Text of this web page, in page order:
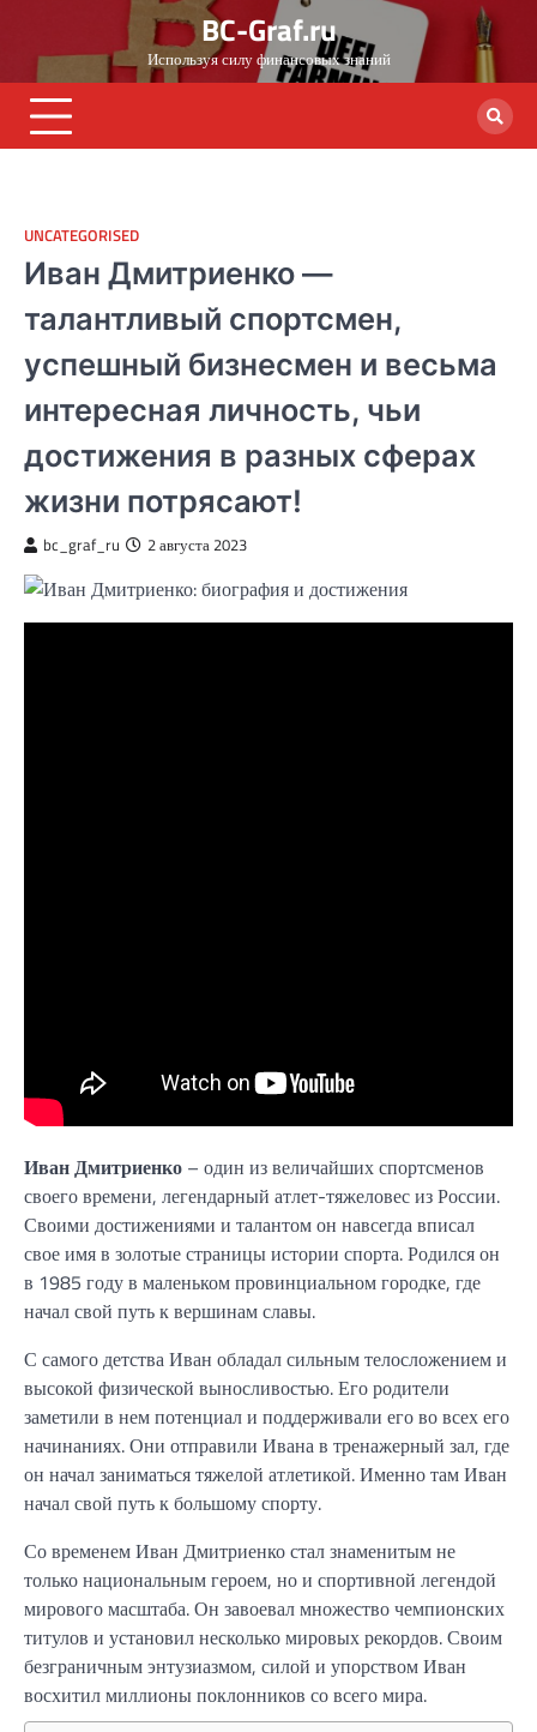
content
BC-Graf.ru
Используя силу финансовых знаний
UNCATEGORISED
Иван Дмитриенко —
талантливый спортсмен,
успешный бизнесмен и весьма
интересная личность, чьи
достижения в разных сферах
жизни потрясают!
bc_graf_ru 2 августа 2023
Иван Дмитриенко – один из величайших спортсменов
своего времени, легендарный атлет-тяжеловес из России.
Своими достижениями и талантом он навсегда вписал
свое имя в золотые страницы истории спорта. Родился он
в 1985 году в маленьком провинциальном городке, где
начал свой путь к вершинам славы.
С самого детства Иван обладал сильным телосложением и
высокой физической выносливостью. Его родители
заметили в нем потенциал и поддерживали его во всех его
начинаниях. Они отправили Ивана в тренажерный зал, где
он начал заниматься тяжелой атлетикой. Именно там Иван
начал свой путь к большому спорту.
Со временем Иван Дмитриенко стал знаменитым не
только национальным героем, но и спортивной легендой
мирового масштаба. Он завоевал множество чемпионских
титулов и установил несколько мировых рекордов. Своим
безграничным энтузиазмом, силой и упорством Иван
восхитил миллионы поклонников со всего мира.